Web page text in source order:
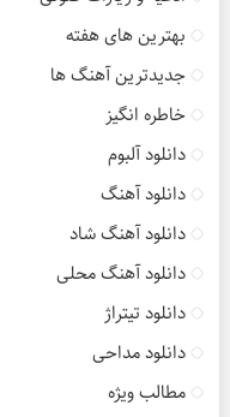
بهترین های هفته
جدیدترین آهنگ ها
خاطره انگیز
دانلود آلبوم
دانلود آهنگ
دانلود آهنگ شاد
دانلود آهنگ محلی
دانلود تیتراژ
دانلود مداحی
مطالب ویژه